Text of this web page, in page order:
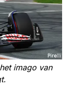
imago van